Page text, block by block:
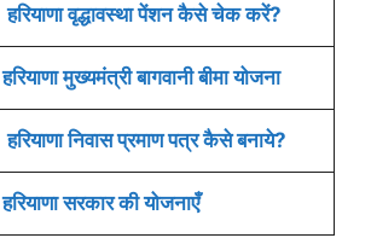
हरियाणा वृद्धावस्था पेंशन कैसे चेक करें?
हरियाणा मुख्यमंत्री बागवानी बीमा योजना
हरियाणा निवास प्रमाण पत्र कैसे बनाये?
हरियाणा सरकार की योजनाएँ